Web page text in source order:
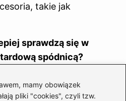
mamy obowiązek
pliki "cookies", czyli tzw.
takie jak
sprawdzą się w
spódnicą?
lekkości i wygody